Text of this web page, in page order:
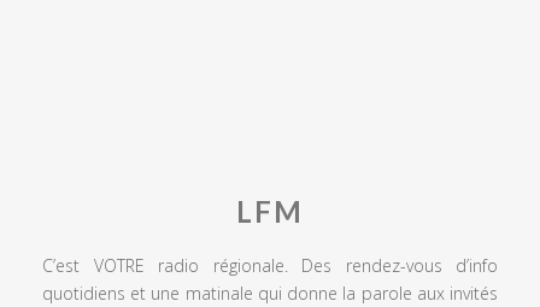
LFM
C’est VOTRE radio régionale. Des rendez-vous d’info
quotidiens et une matinale qui donne la parole aux invités